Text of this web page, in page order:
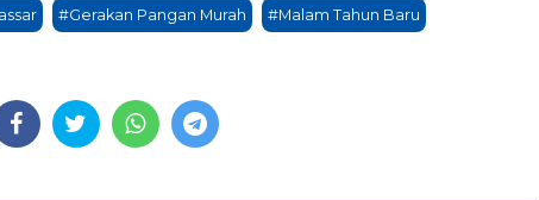
#Gerakan Pangan Murah #Malam Tahun Baru